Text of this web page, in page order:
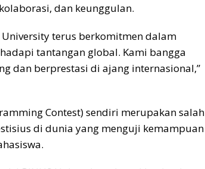
dan keunggulan.
terus berkomitmen dalam
tantangan global. Kami bangga
dan berprestasi di ajang internasional,”
Contest) sendiri merupakan salah
di dunia yang menguji kemampuan